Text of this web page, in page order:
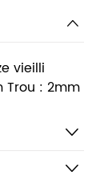
vieilli
Trou : 2mm